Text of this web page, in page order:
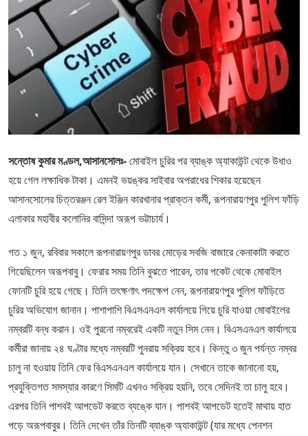
সন্তোষ কুমার মণ্ডল,আসানসোলঃ-মোবাইল চুরির পর ব্যাঙ্ক অ্যাকাউন্ট থেকে উধাও
হয়ে গেল লক্ষাধিক টাকা। এমনই ভয়ঙ্কর সাইবার অপরাধের শিকার হয়েছেন
আসানসোলের চিত্তরঞ্জন রেল ইঞ্জিন কারখানার প্রাক্তন কর্মী, রূপনারায়ণপুর পুলিশ ফাঁড়ি
এলাকার মহাবীর কলোনির বাসিন্দা অরূপ ভট্টাচার্য।
গত ১ জুন, রবিবার সকালে রূপনারায়ণপুর ডাবর মোড়ের সবজি বাজারে কেনাকাটা করতে
গিয়েছিলেন অরূপবাবু। ফেরার সময় তিনি বুঝতে পারেন, তার পকেট থেকে মোবাইল
ফোনটি চুরি হয়ে গেছে। তিনি তৎক্ষণাৎ পদক্ষেপ নেন, রূপনারায়ণপুর পুলিশ ফাঁড়িতে
চুরির অভিযোগ জানান। পাশাপাশি বিএসএনএল কার্যালয়ে গিয়ে চুরি যাওয়া মোবাইলের
নম্বরটি বন্ধ করান। ওই পুরনো নম্বরেই একটি নতুন সিম নেন। বিএসএনএল কার্যালয়ে
কর্মীরা জানায় ২৪ ঘণ্টার মধ্যে নম্বরটি পুনরায় সক্রিয় হবে। কিন্তু ৩ জুন পর্যন্ত নম্বর
চালু না হওয়ায় তিনি ফের বিএসএনএল কার্যালয়ে যান। সেখানে তাকে জানানো হয়,
প্রযুক্তিগত সমস্যার কারণে সিমটি এখনও সক্রিয় হয়নি, তবে সেদিনই তা চালু হবে।
এরপর তিনি পাশবই আপডেট করতে ব্যঙ্কে যান। পাশবই আপডেট হতেই মাথায় হাত
পড়ে অরূপবাবুর। তিনি দেখেন তাঁর তিনটি ব্যাঙ্ক অ্যাকাউন্ট (যার মধ্যে পেনশন